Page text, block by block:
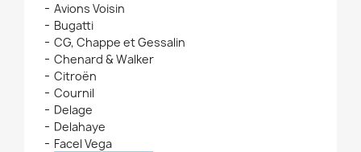
Avions Voisin
Bugatti
CG, Chappe et Gessalin
Chenard & Walker
Citroën
Cournil
Delage
Delahaye
Facel Vega